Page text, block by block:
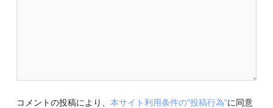
コメントの投稿により、 本サイト利用条件の"投稿行為"に同意